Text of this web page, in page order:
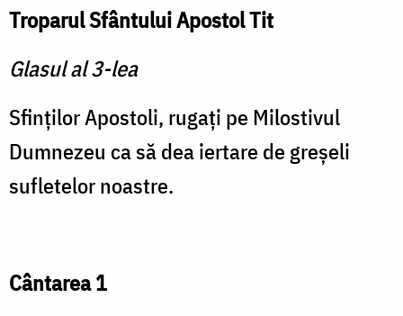
Troparul Sfântului Apostol Tit
Glasul al 3-lea
Sfinţilor Apostoli, rugaţi pe Milostivul
Dumnezeu ca să dea iertare de greşeli
sufletelor noastre.
Cântarea 1